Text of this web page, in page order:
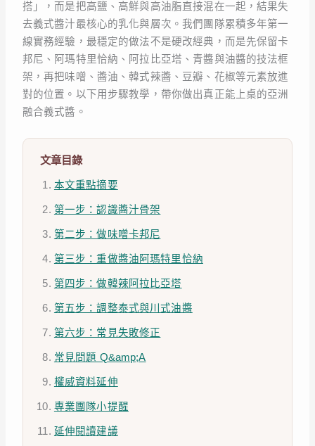
搭」，而是把高鹽、高鮮與高油脂直接混在一起，結果失
去義式醬汁最核心的乳化與層次。我們團隊累積多年第一
線實務經驗，最穩定的做法不是硬改經典，而是先保留卡
邦尼、阿瑪特里恰納、阿拉比亞塔、青醬與油醬的技法框
架，再把味噌、醬油、韓式辣醬、豆瓣、花椒等元素放進
對的位置。以下用步驟教學，帶你做出真正能上桌的亞洲
融合義式醬。
文章目錄
本文重點摘要
第一步：認識醬汁骨架
第二步：做味噌卡邦尼
第三步：重做醬油阿瑪特里恰納
第四步：做韓辣阿拉比亞塔
第五步：調整泰式與川式油醬
第六步：常見失敗修正
常見問題 Q&amp;A
權威資料延伸
專業團隊小提醒
延伸閱讀建議